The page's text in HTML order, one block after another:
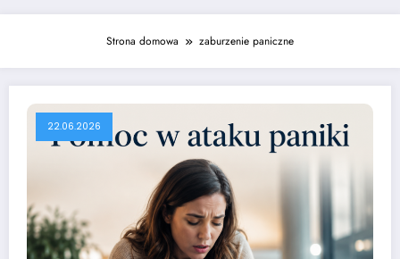
Strona domowa zaburzenie paniczne
22.06.2026